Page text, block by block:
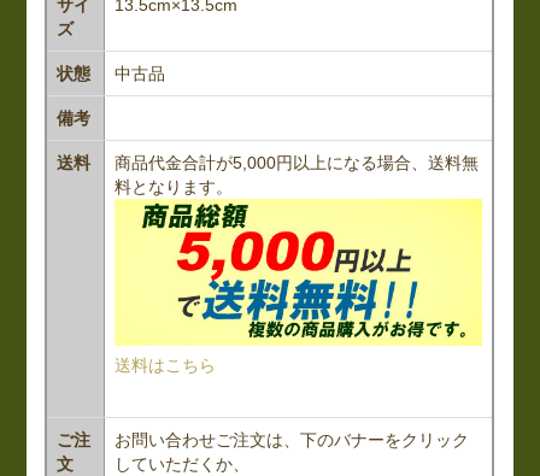
サイ
ズ
13.5cm×13.5cm
状態 中古品
備考
送料
商品代金合計が5,000円以上になる場合、送料無
料となります。
送料はこちら
ご注
文
お問い合わせご注文は、下のバナーをクリック
していただくか、